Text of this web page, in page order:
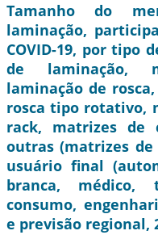
Tamanho do
laminação,
COVID-19, por tipo
de laminação,
laminação de
rosca tipo rotativo,
rack, matrizes de
outras (matrizes
usuário final
branca, médico,
consumo,
e previsão regional,